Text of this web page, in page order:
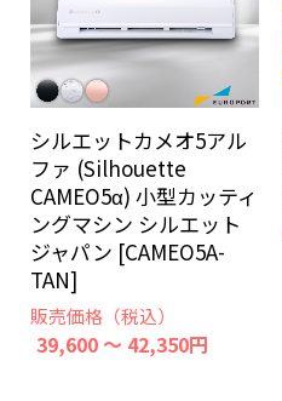
シルエットカメオ5アル
ファ (Silhouette
CAMEO5α) 小型カッティ
ングマシン シルエット
ジャパン [CAMEO5A-
TAN]
販売価格（税込）
39,600 ～ 42,350円